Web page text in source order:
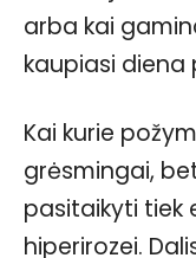
arba kai
kaupiasi diena
Kai kurie
grėsmingai,
pasitaikyti tiek
hiperirozei.